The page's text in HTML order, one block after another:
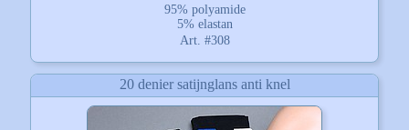
Art. #308
95% polyamide
5% elastan
20 denier satijnglans anti knel